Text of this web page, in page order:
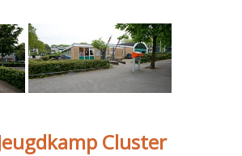
Cluster